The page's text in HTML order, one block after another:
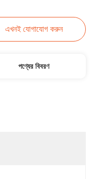
এখনই যোগাযোগ করুন
পণ্যের বিবরণ